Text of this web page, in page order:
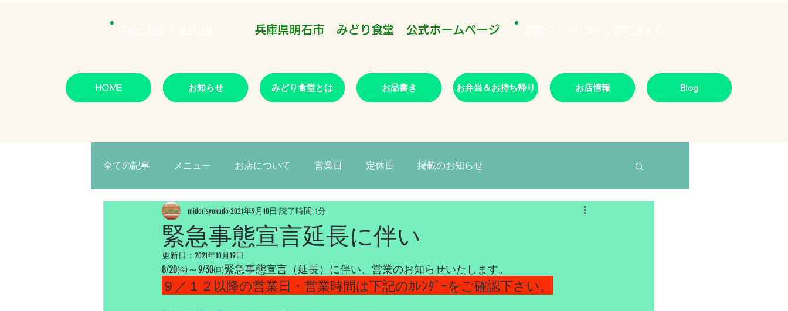
​兵庫県明石市 みどり食堂 公式ホームページ
HOME お知らせ みどり食堂とは お品書き お弁当＆お持ち帰り お店情報 Blog
全ての記事 メニュー お店について 営業日 定休日 掲載のお知らせ
緊急事態宣言延長に伴い
midorisyokudo2021年9月10日 読了時間: 1分
更新日： 2021年10月19日
8/20㈮～9/30㈰緊急事態宣言（延長）に伴い、営業のお知らせいたします。
９／１２以降の営業日・営業時間は下記のｶﾚﾝﾀﾞｰをご確認下さい。